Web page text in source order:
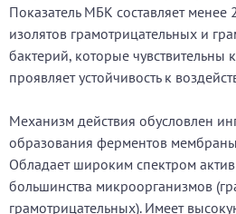
Показатель МБК составляет менее
изолятов грамотрицательных и
бактерий, которые
проявляет устойчивость к
Механизм действия обусловлен
образования ферментов
Обладает широким спектром
большинства микроорганизмов
грамотрицательных). Имеет